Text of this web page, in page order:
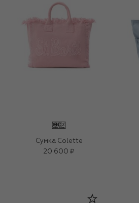
Сумка Colette
20 600 ₽